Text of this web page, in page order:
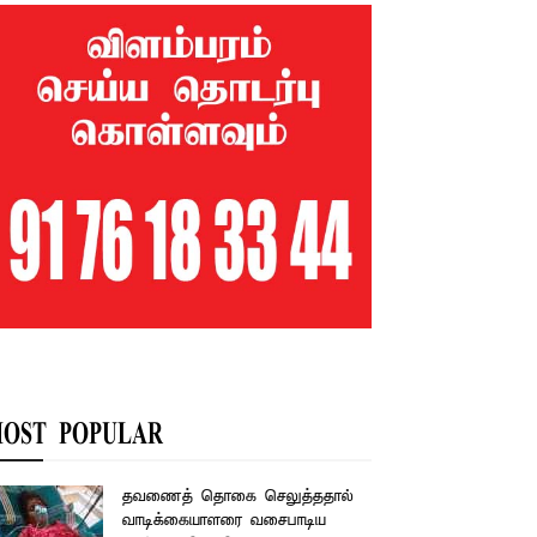
POPULAR
தவணைத் தொகை செலுத்ததால்
வாடிக்கையாளரை வசைபாடிய